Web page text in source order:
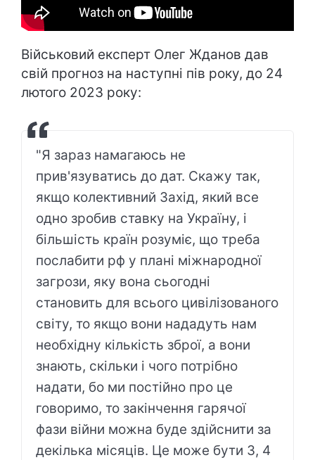
Військовий експерт Олег Жданов дав
свій прогноз на наступні пів року, до 24
лютого 2023 року:
"Я зараз намагаюсь не
прив'язуватись до дат. Скажу так,
якщо колективний Захід, який все
одно зробив ставку на Україну, і
більшість країн розуміє, що треба
послабити рф у плані міжнародної
загрози, яку вона сьогодні
становить для всього цивілізованого
світу, то якщо вони нададуть нам
необхідну кількість зброї, а вони
знають, скільки і чого потрібно
надати, бо ми постійно про це
говоримо, то закінчення гарячої
фази війни можна буде здійснити за
декілька місяців. Це може бути 3, 4